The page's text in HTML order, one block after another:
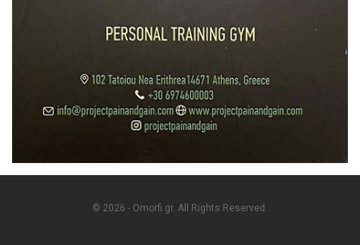
© 2026 - Omorfi.gr. All Rights Reserved.